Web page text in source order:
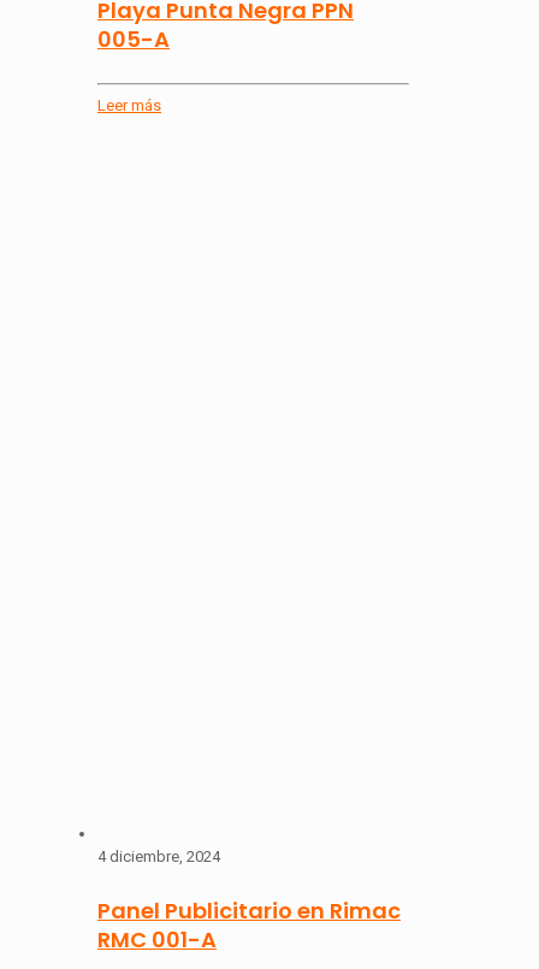
Playa Punta Negra PPN
005-A
Leer más
4 diciembre, 2024
Panel Publicitario en Rimac
RMC 001-A